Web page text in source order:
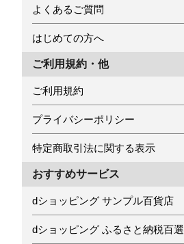
よくあるご質問
はじめての方へ
ご利用規約・他
ご利用規約
プライバシーポリシー
特定商取引法に関する表示
おすすめサービス
dショッピング サンプル百貨店
dショッピング ふるさと納税百選